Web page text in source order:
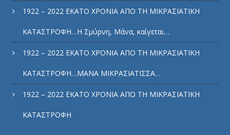
1922 – 2022 ΕΚΑΤΟ ΧΡΟΝΙΑ ΑΠΟ ΤΗ ΜΙΚΡΑΣΙΑΤΙΚΗ
ΚΑΤΑΣΤΡΟΦΗ…Η Σμύρνη, Μάνα, καίγεται…
1922 – 2022 ΕΚΑΤΟ ΧΡΟΝΙΑ ΑΠΟ ΤΗ ΜΙΚΡΑΣΙΑΤΙΚΗ
ΚΑΤΑΣΤΡΟΦΗ…ΜΑΝΑ ΜΙΚΡΑΣΙΑΤΙΣΣΑ…
1922 – 2022 ΕΚΑΤΟ ΧΡΟΝΙΑ ΑΠΟ ΤΗ ΜΙΚΡΑΣΙΑΤΙΚΗ
ΚΑΤΑΣΤΡΟΦΗ